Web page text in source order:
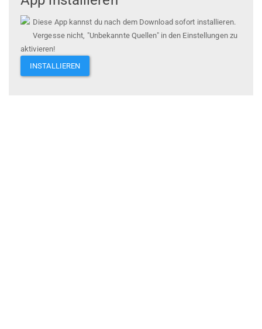
Diese App kannst du nach dem Download sofort installieren.
Vergesse nicht, "Unbekannte Quellen" in den Einstellungen zu
aktivieren!
INSTALLIEREN